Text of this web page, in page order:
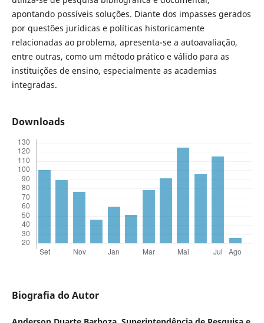
apontando possíveis soluções. Diante dos impasses gerados
por questões jurídicas e políticas historicamente
relacionadas ao problema, apresenta-se a autoavaliação,
entre outras, como um método prático e válido para as
instituições de ensino, especialmente as academias
integradas.
Downloads
Biografia do Autor